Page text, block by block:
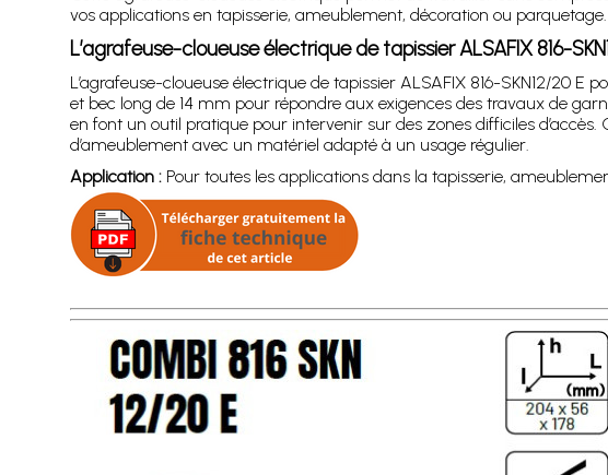
vos applications en tapisserie, ameublement, décoration ou parquetage.
L’agrafeuse-cloueuse électrique de tapissier ALSAFIX 816-
L’agrafeuse-cloueuse électrique de tapissier ALSAFIX 816-SKN12/20
et bec long de 14 mm pour répondre aux exigences des travaux de
en font un outil pratique pour intervenir sur des zones difficiles
d’ameublement avec un matériel adapté à un usage régulier.
Application :Pour toutes les applications dans la tapisserie,